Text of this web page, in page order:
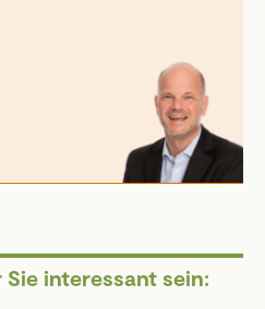
interessant sein: